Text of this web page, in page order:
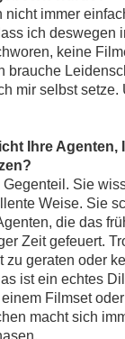
nicht immer
ich deswegen
keine
brauche
mir selbst
Ihre Agenten,
Gegenteil. Sie
Weise. Sie
die das
Zeit gefeuert.
zu geraten oder
ist ein echtes
Filmset
macht sich